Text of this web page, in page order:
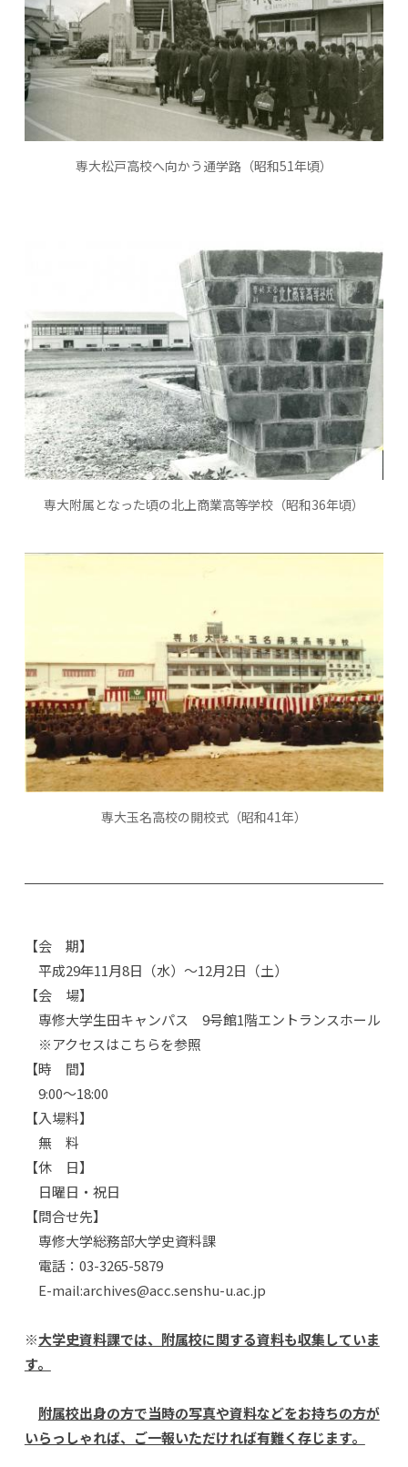
専大松戸高校へ向かう通学路（昭和51年頃）
専大附属となった頃の北上商業高等学校（昭和36年頃）
専大玉名高校の開校式（昭和41年）
【会 期】
平成29年11月8日（水）～12月2日（土）
【会 場】
専修大学生田キャンパス 9号館1階エントランスホール
※アクセスはこちらを参照
【時 間】
9:00～18:00
【入場料】
無 料
【休 日】
日曜日・祝日
【問合せ先】
専修大学総務部大学史資料課
電話：03-3265-5879
E-mail:archives@acc.senshu-u.ac.jp
※大学史資料課では、附属校に関する資料も収集していま
す。
附属校出身の方で当時の写真や資料などをお持ちの方が
いらっしゃれば、ご一報いただければ有難く存じます。